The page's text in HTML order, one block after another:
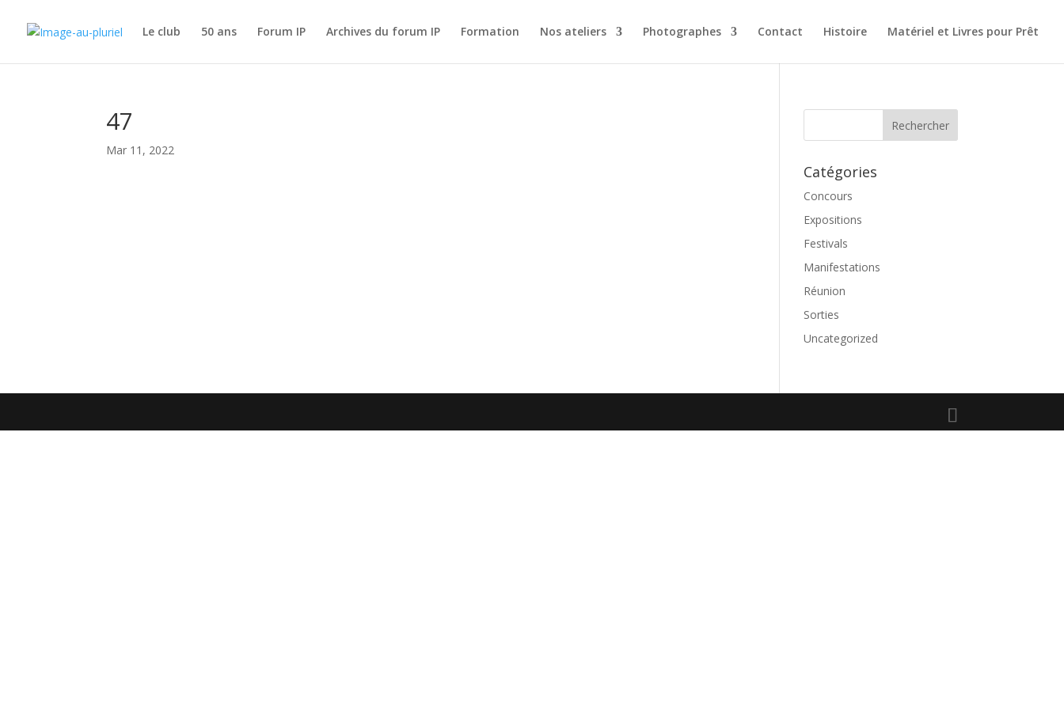
Le club 50 ans Forum IP Archives du forum IP Formation Nos ateliers Photographes Contact Histoire Matériel et Livres pour Prêt
47
Mar 11, 2022
Catégories
Concours
Expositions
Festivals
Manifestations
Réunion
Sorties
Uncategorized